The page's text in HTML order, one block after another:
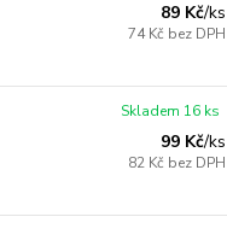
89 Kč/ks
74 Kč bez DPH
99 Kč/ks
82 Kč bez DPH
Skladem 16 ks